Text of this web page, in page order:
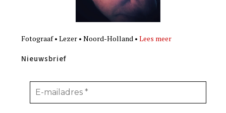
Fotograaf • Lezer • Noord-Holland •Lees meer
Nieuwsbrief